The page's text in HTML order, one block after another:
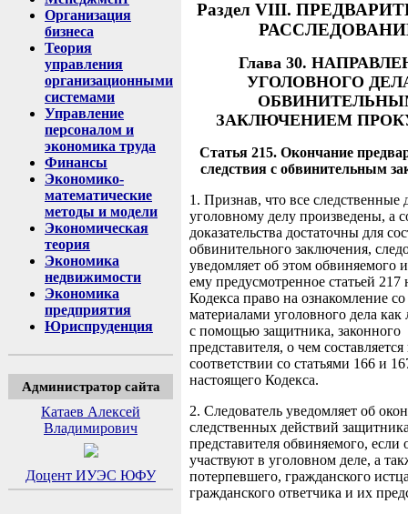
Организация
бизнеса
Теория
управления
организационными
системами
Управление
персоналом и
экономика труда
Финансы
Экономико-
математические
методы и модели
Экономическая
теория
Экономика
недвижимости
Экономика
предприятия
Юриспруденция
Администратор сайта
Катаев Алексей
Владимирович
Доцент ИУЭС ЮФУ
Раздел VIII.
Глава 30.
УГОЛОВНОГО
ЗАКЛЮЧЕНИЕМ
Статья 215. Окончание
следствия с обвинительным
1. Признав, что все следственные
уголовному делу произведены, а
доказательства достаточны для
обвинительного заключения,
уведомляет об этом обвиняемого и
ему предусмотренное статьей 217
Кодекса право на ознакомление
материалами уголовного дела как
с помощью защитника, законного
представителя, о чем
соответствии со статьями 166 и
настоящего Кодекса.
2. Следователь уведомляет об
следственных действий
представителя обвиняемого, если
участвуют в уголовном деле, а
потерпевшего, гражданского
гражданского ответчика и их